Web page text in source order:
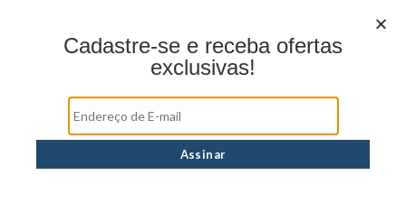
Estojo Juvenil YS27109 Estojo Juvenil YS27100
Cadastre-se e receba ofertas
exclusivas!